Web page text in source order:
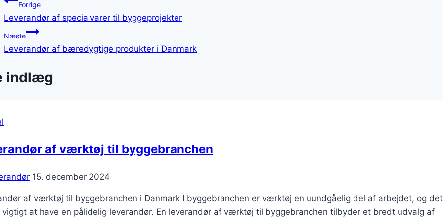
Indlægsnavigation
Forrige
Leverandør af specialvarer til byggeprojekter
Næste
Leverandør af bæredygtige produkter i Danmark
indlæg
af værktøj til byggebranchen
15. december 2024
af værktøj til byggebranchen i Danmark I byggebranchen er værktøj en uundgåelig del af arbejdet, og
at have en pålidelig leverandør. En leverandør af værktøj til byggebranchen tilbyder et bredt udvalg af